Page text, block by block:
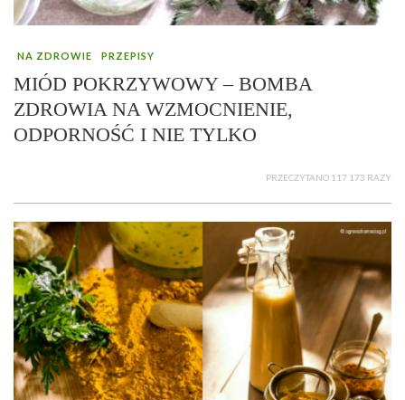
NA ZDROWIE PRZEPISY
MIÓD POKRZYWOWY – BOMBA
ZDROWIA NA WZMOCNIENIE,
ODPORNOŚĆ I NIE TYLKO
PRZECZYTANO 117 173 RAZY